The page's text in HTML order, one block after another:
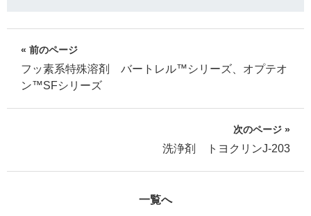
« 前のページ
フッ素系特殊溶剤 バートレル™シリーズ、オプテオ
ン™SFシリーズ
次のページ »
洗浄剤 トヨクリンJ-203
一覧へ